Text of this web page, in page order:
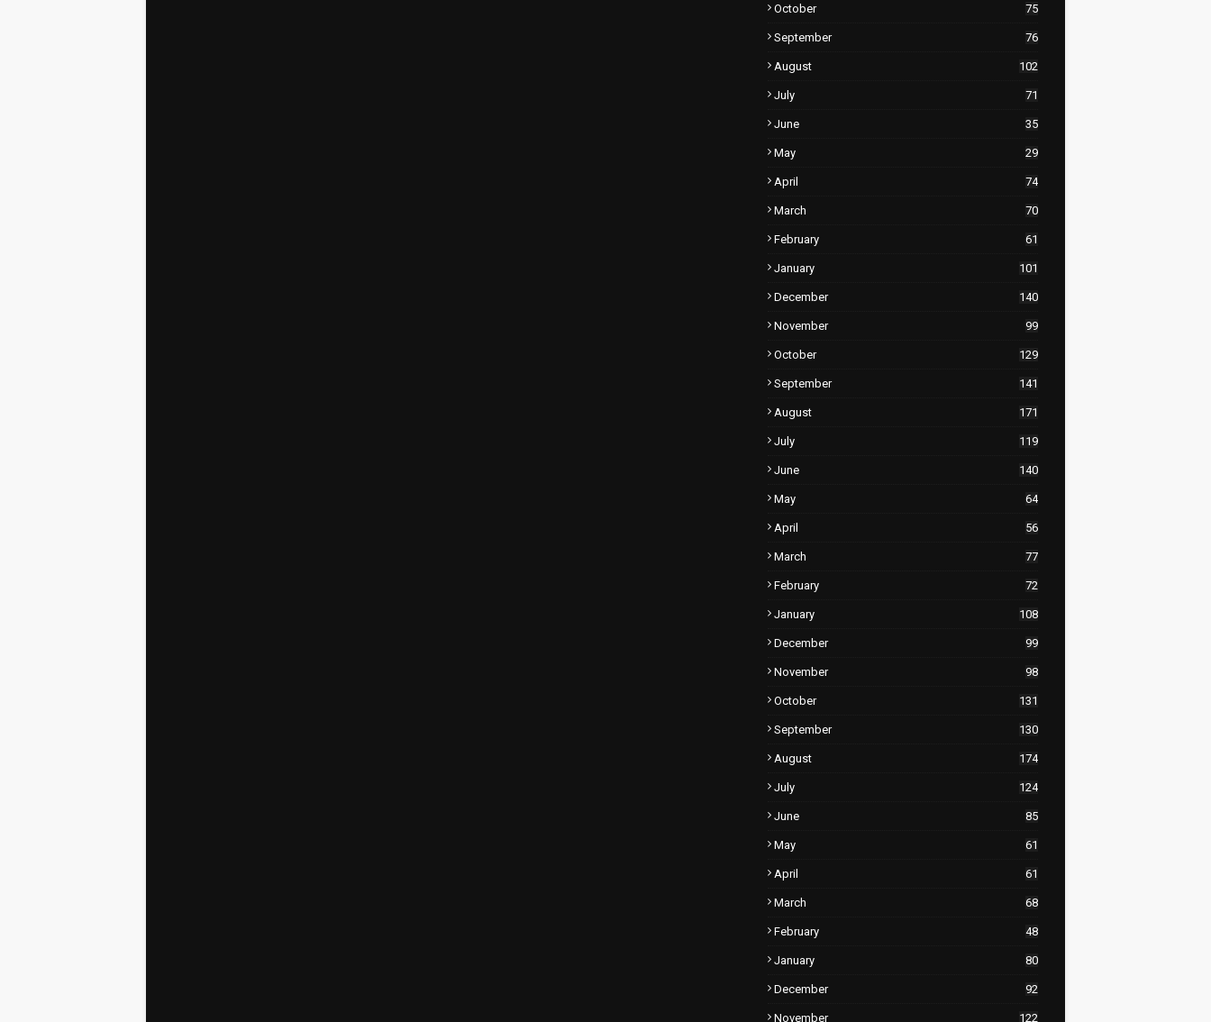
October 75
September 76
August 102
July 71
June 35
May 29
April 74
March 70
February 61
January 101
December 140
November 99
October 129
September 141
August 171
July 119
June 140
May 64
April 56
March 77
February 72
January 108
December 99
November 98
October 131
September 130
August 174
July 124
June 85
May 61
April 61
March 68
February 48
January 80
December 92
November 122